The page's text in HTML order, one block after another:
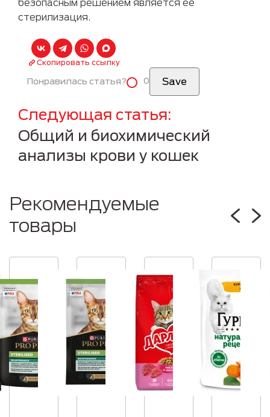
стерилизация.
Скопировать ссылку
Понравилась статья? 0
Следующая статья
Общий и биохимический
анализы крови у кошек
Рекомендуемые
товары